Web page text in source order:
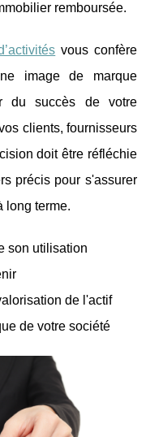
remboursée.
vous confère
image de marque
du succès de votre
clients, fournisseurs
doit être réfléchie
précis pour s'assurer
long terme.
son utilisation
de l'actif
de votre société